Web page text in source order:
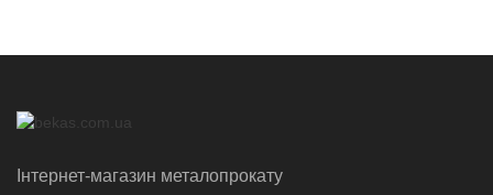
Інтернет-магазин металопрокату